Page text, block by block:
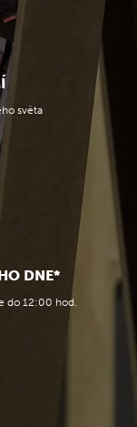
světa
DNE*
do 12:00 hod.